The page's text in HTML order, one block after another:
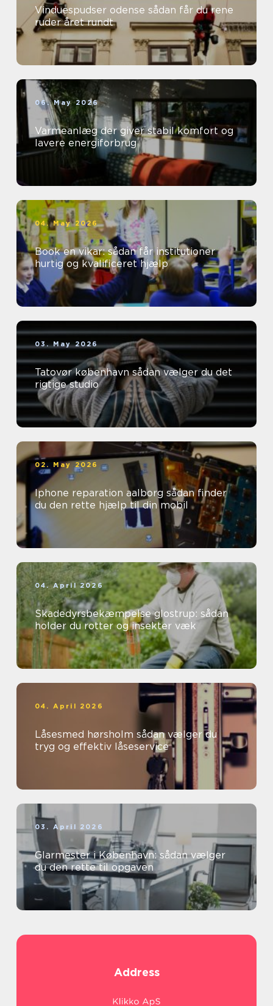
Vinduespudser odense sådan får du rene
ruder året rundt
06. May 2026
Varmeanlæg der giver stabil komfort og
lavere energiforbrug
04. May 2026
Book en vikar: sådan får institutioner
hurtig og kvalificeret hjælp
03. May 2026
Tatovør københavn sådan vælger du det
rigtige studio
02. May 2026
Iphone reparation aalborg sådan finder
du den rette hjælp til din mobil
04. April 2026
Skadedyrsbekæmpelse glostrup: sådan
holder du rotter og insekter væk
04. April 2026
Låsesmed hørsholm sådan vælger du
tryg og effektiv låseservice
03. April 2026
Glarmester i København: sådan vælger
du den rette til opgaven
Address